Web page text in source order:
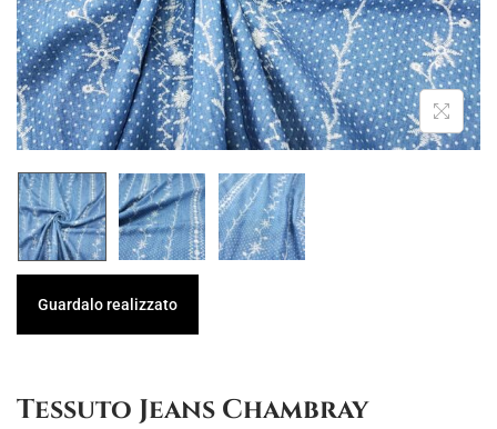
g
a
z
i
o
n
e
u
t
o
Guardalo realizzato
Tessuto Jeans Chambray